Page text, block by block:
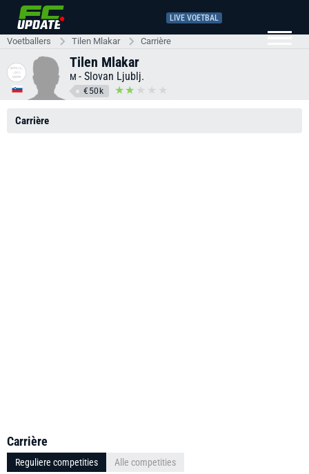
LIVE VOETBAL
Voetballers Tilen Mlakar Carrière
Tilen Mlakar
M - Slovan Ljublj.
€50k
Carrière
Carrière
Reguliere competities Alle competities